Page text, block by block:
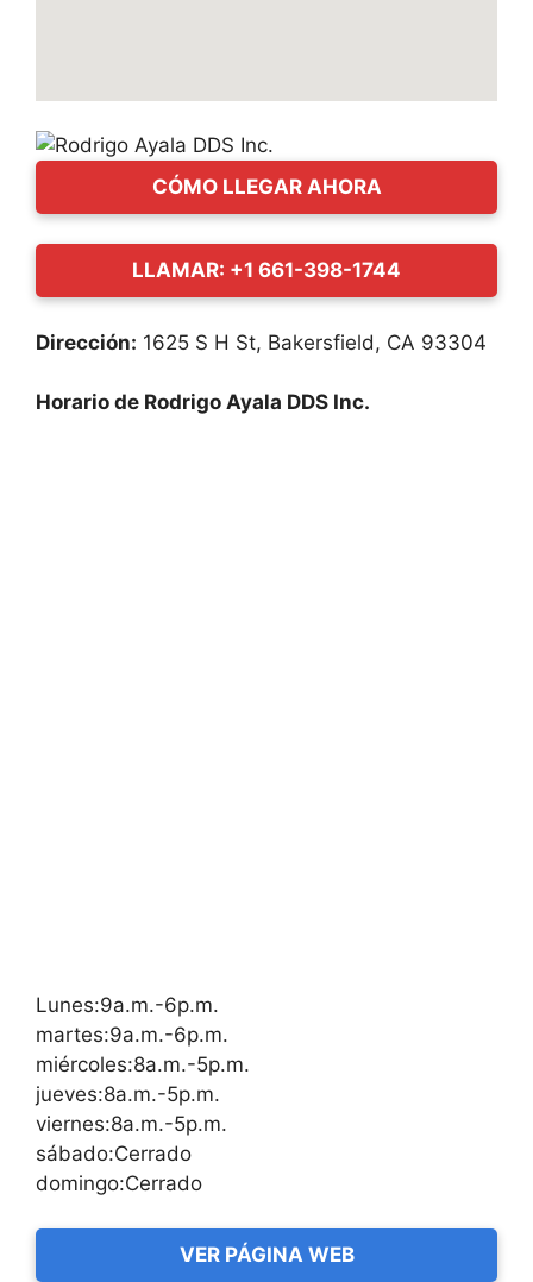
CÓMO LLEGAR AHORA
LLAMAR: +1 661-398-1744
Dirección: 1625 S H St, Bakersfield, CA 93304
Horario de Rodrigo Ayala DDS Inc.
Lunes:9a.m.-6p.m.
martes:9a.m.-6p.m.
miércoles:8a.m.-5p.m.
jueves:8a.m.-5p.m.
viernes:8a.m.-5p.m.
sábado:Cerrado
domingo:Cerrado
VER PÁGINA WEB